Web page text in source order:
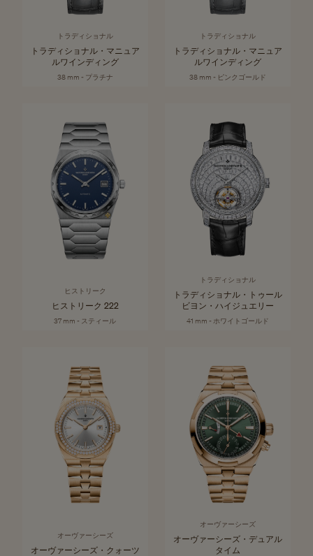
トラディショナル
トラディショナル・マニュア
ルワインディング
38 mm - プラチナ
トラディショナル
トラディショナル・マニュア
ルワインディング
38 mm - ピンクゴールド
ヒストリーク
ヒストリーク 222
37 mm - スティール
トラディショナル
トラディショナル・トゥール
ビヨン・ハイジュエリー
41 mm - ホワイトゴールド
オーヴァーシーズ
オーヴァーシーズ・クォーツ
オーヴァーシーズ
オーヴァーシーズ・デュアル
タイム